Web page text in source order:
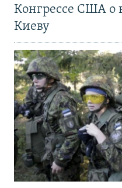
Конгрессе США о
Киеву